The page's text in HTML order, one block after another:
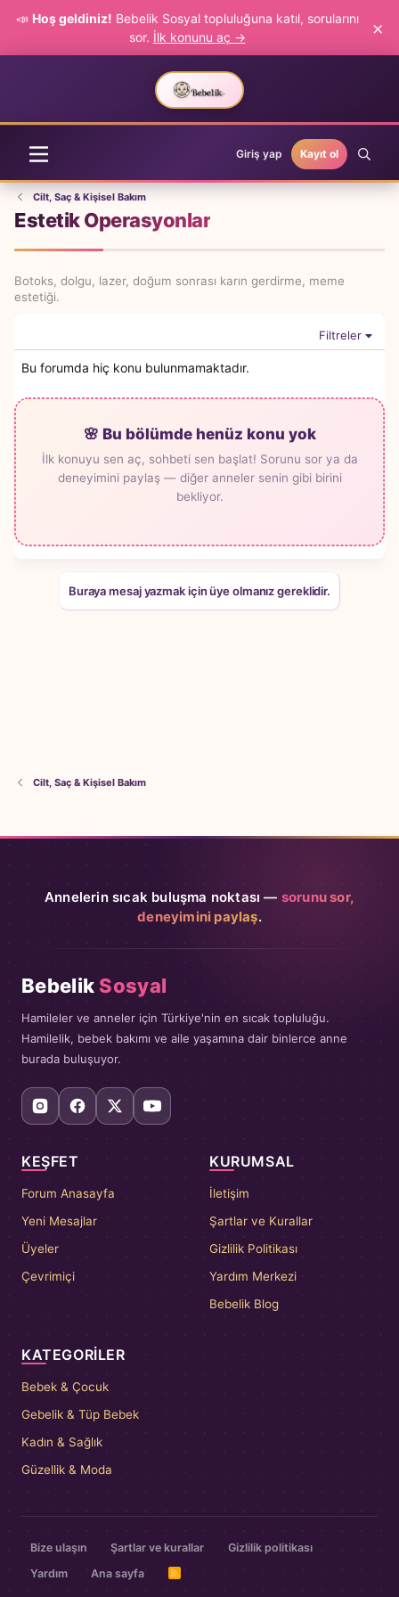
📣 Hoş geldiniz! Bebelik Sosyal topluluğuna katıl, sorularını
sor. İlk konunu aç → ×
Giriş yap Kayıt ol
Cilt, Saç & Kişisel Bakım
Estetik Operasyonlar
Botoks, dolgu, lazer, doğum sonrası karın gerdirme, meme
estetiği.
Filtreler
Bu forumda hiç konu bulunmamaktadır.
🌸 Bu bölümde henüz konu yok
İlk konuyu sen aç, sohbeti sen başlat! Sorunu sor ya da
deneyimini paylaş — diğer anneler senin gibi birini
bekliyor.
Buraya mesaj yazmak için üye olmanız gereklidir.
Cilt, Saç & Kişisel Bakım
Annelerin sıcak buluşma noktası — sorunu sor,
deneyimini paylaş.
Bebelik Sosyal
Hamileler ve anneler için Türkiye'nin en sıcak topluluğu.
Hamilelik, bebek bakımı ve aile yaşamına dair binlerce anne
burada buluşuyor.
KEŞFET
Forum Anasayfa
Yeni Mesajlar
Üyeler
Çevrimiçi
KURUMSAL
İletişim
Şartlar ve Kurallar
Gizlilik Politikası
Yardım Merkezi
Bebelik Blog
KATEGORILER
Bebek & Çocuk
Gebelik & Tüp Bebek
Kadın & Sağlık
Güzellik & Moda
Bize ulaşın Şartlar ve kurallar
Gizlilik politikası
Yardım
Ana sayfa
R